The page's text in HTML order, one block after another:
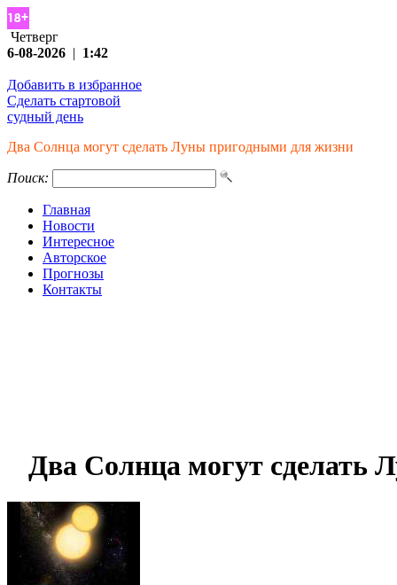
Четверг
6-08-2026 | 1:42
Добавить в избранное
Сделать стартовой
судный день
Два Солнца могут сделать Луны пригодными для жизни
Поиск:
Главная
Новости
Интересное
Авторское
Прогнозы
Контакты
Два Солнца могут сделать